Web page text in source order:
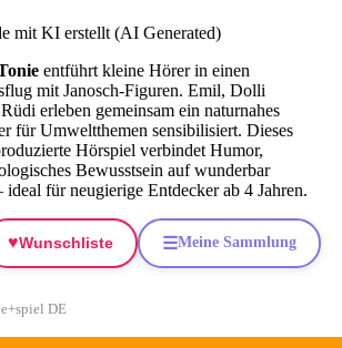
entführt kleine Hörer in einen
mit Janosch-Figuren. Emil, Dolli
erleben gemeinsam ein naturnahes
für Umweltthemen sensibilisiert. Dieses
Hörspiel verbindet Humor,
Bewusstsein auf wunderbar
ideal für neugierige Entdecker ab 4 Jahren.
♥Wunschliste ☰Meine Sammlung
DE